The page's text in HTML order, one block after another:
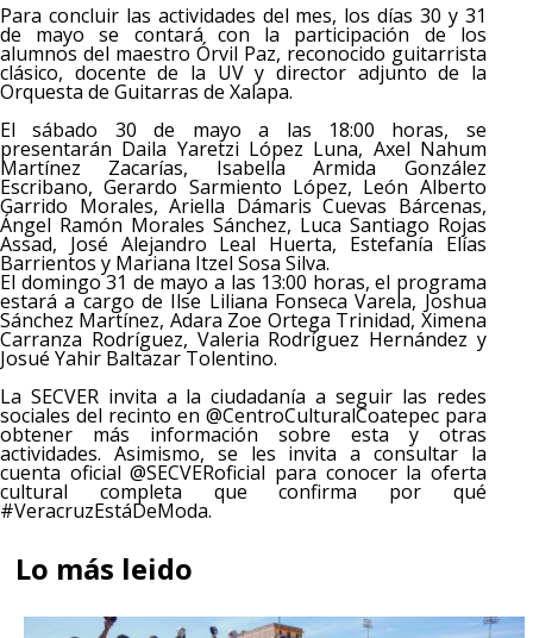
Para concluir las actividades del mes, los días 30 y 31
de mayo se contará con la participación de los
alumnos del maestro Órvil Paz, reconocido guitarrista
clásico, docente de la UV y director adjunto de la
Orquesta de Guitarras de Xalapa.
El sábado 30 de mayo a las 18:00 horas, se
presentarán Daila Yaretzi López Luna, Axel Nahum
Martínez Zacarías, Isabella Armida González
Escribano, Gerardo Sarmiento López, León Alberto
Garrido Morales, Ariella Dámaris Cuevas Bárcenas,
Ángel Ramón Morales Sánchez, Luca Santiago Rojas
Assad, José Alejandro Leal Huerta, Estefanía Elías
Barrientos y Mariana Itzel Sosa Silva.
El domingo 31 de mayo a las 13:00 horas, el programa
estará a cargo de Ilse Liliana Fonseca Varela, Joshua
Sánchez Martínez, Adara Zoe Ortega Trinidad, Ximena
Carranza Rodríguez, Valeria Rodríguez Hernández y
Josué Yahir Baltazar Tolentino.
La SECVER invita a la ciudadanía a seguir las redes
sociales del recinto en @CentroCulturalCoatepec para
obtener más información sobre esta y otras
actividades. Asimismo, se les invita a consultar la
cuenta oficial @SECVERoficial para conocer la oferta
cultural completa que confirma por qué
#VeracruzEstáDeModa.
Lo más leido